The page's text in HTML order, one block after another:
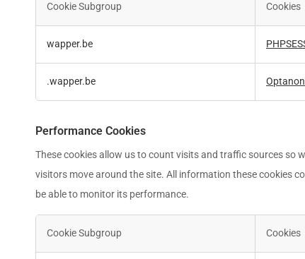
Necessary
Cookie Subgroup Cookies
wapper.be
.wapper.be
Performance Cookies
These cookies allow us to count visits and traffic sources so
visitors move around the site. All information these cookies
be able to monitor its performance.
Cookie Subgroup Cookies